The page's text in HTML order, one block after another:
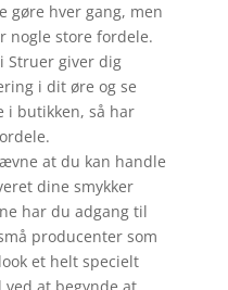
gøre hver gang, men
nogle store fordele.
Struer giver dig
i dit øre og se
i butikken, så har
at du kan handle
dine smykker
har du adgang til
producenter som
et helt specielt